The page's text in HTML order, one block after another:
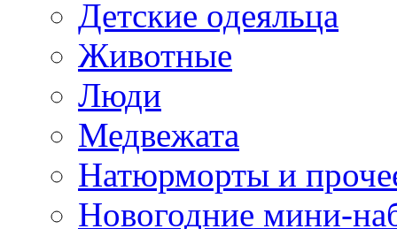
Детские одеяльца
Животные
Люди
Медвежата
Натюрморты и
Новогодние мини-